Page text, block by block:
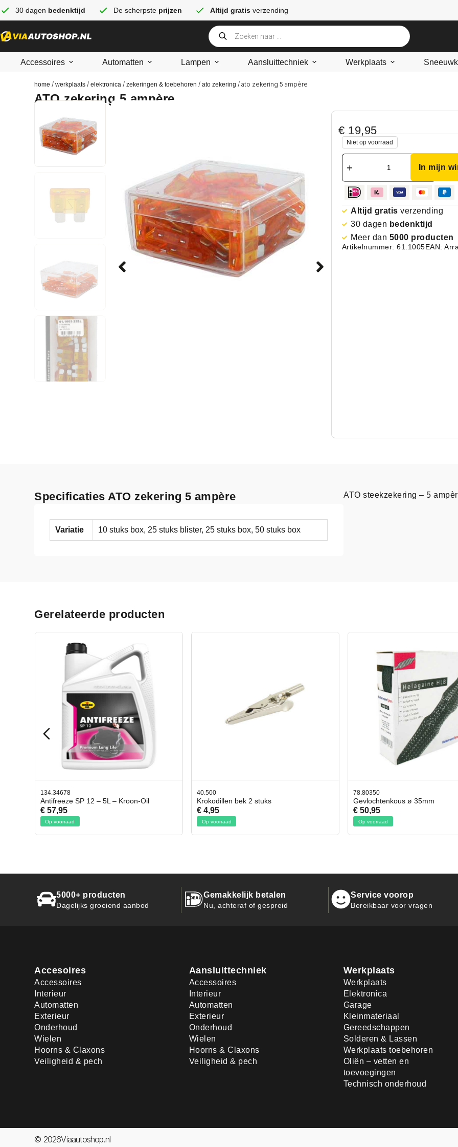
30 dagen bedenktijd De scherpste prijzen Altijd gratis verzending
Accessoires Automatten Lampen Aansluittechniek Werkplaats
home /werkplaats /elektronica /zekeringen & toebehoren /ato zekering / ato zekering 5 ampère
ATO zekering 5 ampère
€19,95
Niet op voorraad
In mijn
Altijd gratis verzending
30 dagen bedenktijd
Meer dan 5000 producten
Artikelnummer: 61.1005EAN:
Specificaties ATO zekering 5 ampère
Variatie 10 stuks box, 25 stuks blister, 25 stuks box, 50 stuks box
ATO steekzekering – 5
Gerelateerde producten
40.500
Krokodillen bek 2 stuks
€ 4,95
Op voorraad
78.80350
Gevlochtenkous ø 35mm
€ 50,95
Op voorraad
42.59551
Bit- en Doppenset 19 Delig
€ 19,95
Op voorraad
5000+ producten
Dagelijks groeiend aanbod
Gemakkelijk betalen
Nu, achteraf of gespreid
Service voorop
Bereikbaar voor vragen
Accesoires
Accessoires
Interieur
Automatten
Exterieur
Onderhoud
Wielen
Hoorns & Claxons
Veiligheid & pech
Aansluittechniek
Accessoires
Interieur
Automatten
Exterieur
Onderhoud
Wielen
Hoorns & Claxons
Veiligheid & pech
Werkplaats
Werkplaats
Elektronica
Garage
Kleinmateriaal
Gereedschappen
Solderen & Lassen
Werkplaats toebehoren
Oliën – vetten en
toevoegingen
Technisch onderhoud
© 2026Viaautoshop.nl